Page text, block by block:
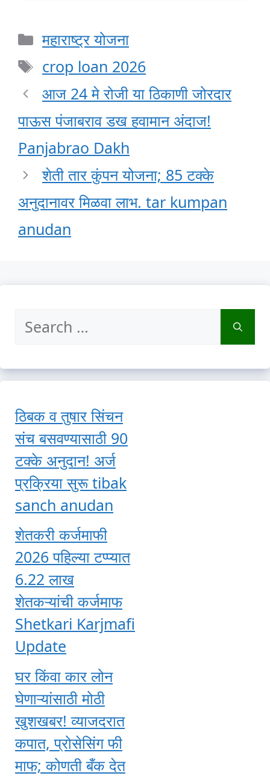
Categories
महाराष्ट्र योजना
Tags
crop loan 2026
आज 24 मे रोजी या ठिकाणी जोरदार
पाऊस पंजाबराव डख हवामान अंदाज!
Panjabrao Dakh
शेती तार कुंपन योजना; 85 टक्के
अनुदानावर मिळवा लाभ. tar kumpan
anudan
Search
ठिबक व तुषार सिंचन
संच बसवण्यासाठी 90
टक्के अनुदान! अर्ज
प्रक्रिया सुरू tibak
sanch anudan
शेतकरी कर्जमाफी
2026 पहिल्या टप्प्यात
6.22 लाख
शेतकऱ्यांची कर्जमाफ
Shetkari Karjmafi
Update
घर किंवा कार लोन
घेणाऱ्यांसाठी मोठी
खुशखबर! व्याजदरात
कपात, प्रोसेसिंग फी
माफ; कोणती बँक देत